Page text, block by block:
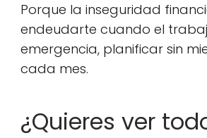
Porque la inseguridad
endeudarte cuando el
emergencia, planificar sin
cada mes.
¿Quieres ver